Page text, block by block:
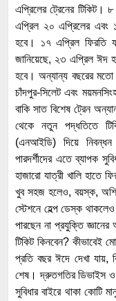
এপ্রিলের ট্রেনের
এপ্রিল ২০ এপ্রিলের এবং
হবে। ১৭ এপ্রিল ফিরতি
জানিয়েছে, ২৩ এপ্রিল ঈদ
হবে। অন্যান্য বছরের মতো
চাঁদপুর-সিলেট এবং
বাকি সাত বিশেষ ট্রেন
থেকে নতুন পদ্ধতিতে
(এনআইডি) দিয়ে
পারদর্শীদের এতে ব্যাপক
হাজারো যাত্রী খালি হাতে
খুব সহজ হলেও, বয়স্ক,
স্টেশনে হেল্প ডেস্ক
পারছেন না প্রযুক্তি জ্ঞানের
টিকিট কিনবেন? কীভাবেই
প্রতি বছর ঈদে দেখা যায়,
শেষ। দ্রুতগতির ডিভাইস ও
সুবিধার বাইরে থাকা কোটি